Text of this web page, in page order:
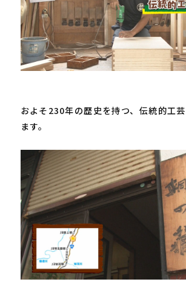
およそ 230年の歴史を持つ、伝統的工
ます。